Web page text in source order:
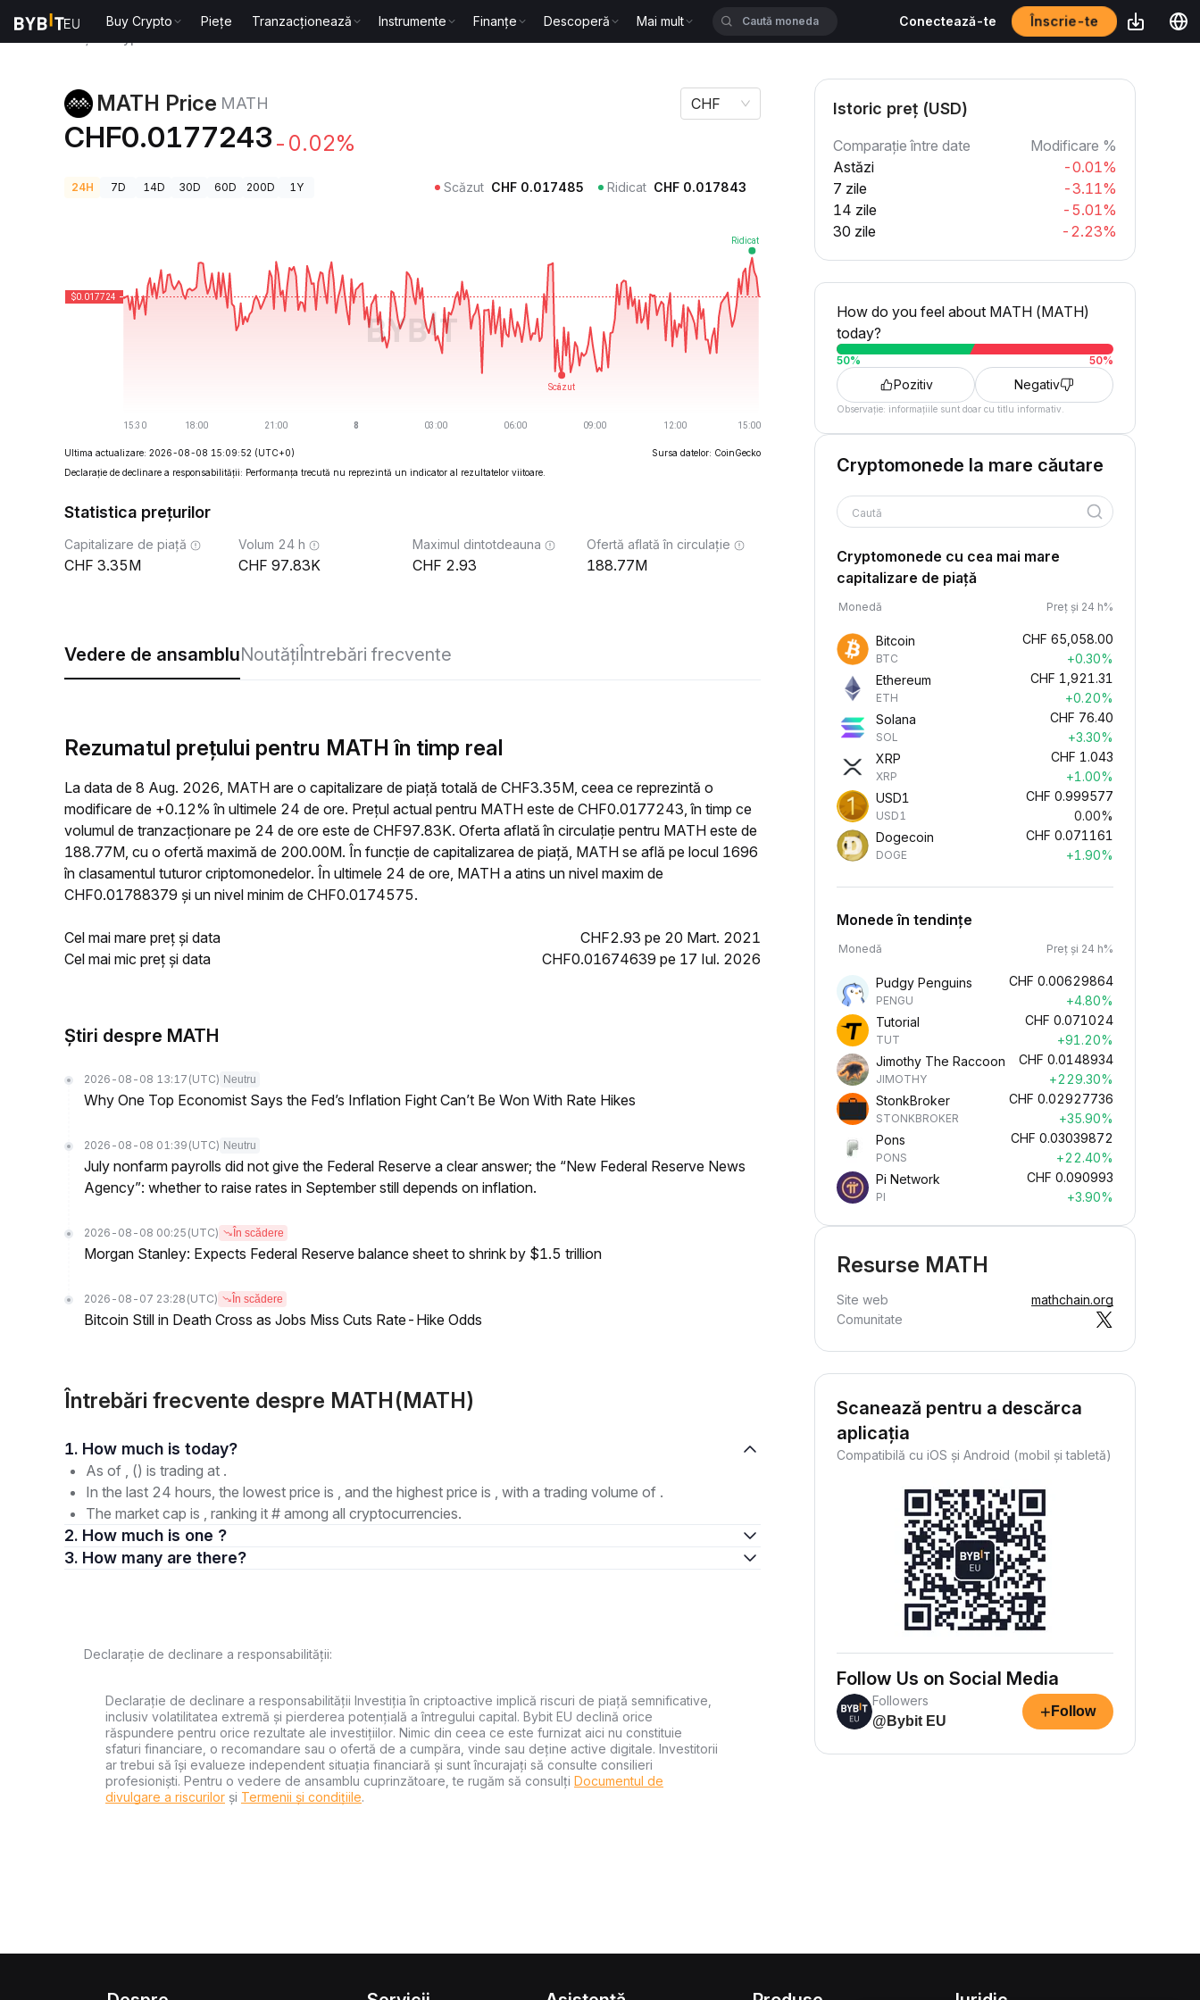
Buy Crypto Piețe Tranzacționează Instrumente Finanțe Descoperă Mai mult Conectează-te Înscrie-te
MATH Price MATH
CHF0.0177243 -0.02%
CHF
24H 7D 14D 30D 60D 200D 1Y Scăzut CHF 0.017485 Ridicat CHF 0.017843
Ultima actualizare: 2026-08-08 15:09:52 (UTC+0)
Sursa datelor: CoinGecko
Declarație de declinare a responsabilității: Performanța trecută nu reprezintă un indicator al rezultatelor viitoare.
Statistica prețurilor
Capitalizare de piață
3.35M
Volum 24 h
97.83K
Maximul dintotdeauna
2.93
Ofertă aflată în circulație
188.77M
Vedere de ansambluNoutățiÎntrebări frecvente
Rezumatul prețului pentru MATH în timp real
La data de 8 Aug. 2026, MATH are o capitalizare de piață totală de CHF3.35M, ceea ce reprezintă o
modificare de +0.12% în ultimele 24 de ore. Prețul actual pentru MATH este de CHF0.0177243, în timp ce
volumul de tranzacționare pe 24 de ore este de CHF97.83K. Oferta aflată în circulație pentru MATH este de
188.77M, cu o ofertă maximă de 200.00M. În funcție de capitalizarea de piață, MATH se află pe locul 1696
în clasamentul tuturor criptomonedelor. În ultimele 24 de ore, MATH a atins un nivel maxim de
CHF0.01788379 și un nivel minim de CHF0.0174575.
Cel mai mare preț și data
CHF2.93 pe 20 Mart. 2021
Cel mai mic preț și data
CHF0.01674639 pe 17 Iul. 2026
Știri despre MATH
2026-08-08 13:17 (UTC) Neutru
Why One Top Economist Says the Fed’s Inflation Fight Can’t Be Won With Rate Hikes
2026-08-08 01:39 (UTC) Neutru
July nonfarm payrolls did not give the Federal Reserve a clear answer; the “New Federal Reserve News
Agency”: whether to raise rates in September still depends on inflation.
2026-08-08 00:25 (UTC) În scădere
Morgan Stanley: Expects Federal Reserve balance sheet to shrink by $1.5 trillion
2026-08-07 23:28 (UTC) În scădere
Bitcoin Still in Death Cross as Jobs Miss Cuts Rate-Hike Odds
Întrebări frecvente despre MATH(MATH)
1. How much is today?
As of , () is trading at .
In the last 24 hours, the lowest price is , and the highest price is , with a trading volume of .
The market cap is , ranking it # among all cryptocurrencies.
2. How much is one ?
3. How many are there?
Declarație de declinare a responsabilității:
Declarație de declinare a responsabilității Investiția în criptoactive implică riscuri de piață semnificative,
inclusiv volatilitatea extremă și pierderea potențială a întregului capital. Bybit EU declină orice
răspundere pentru orice rezultate ale investițiilor. Nimic din ceea ce este furnizat aici nu constituie
sfaturi financiare, o recomandare sau o ofertă de a cumpăra, vinde sau deține active digitale. Investitorii
ar trebui să își evalueze independent situația financiară și sunt încurajați să consulte consilieri
profesioniști. Pentru o vedere de ansamblu cuprinzătoare, te rugăm să consulți Documentul de
divulgare a riscurilor și Termenii și condițiile.
Istoric preț (USD)
Comparație între date
Modificare %
Astăzi
-0.01%
7 zile
-3.11%
14 zile
-5.01%
30 zile
-2.23%
How do you feel about MATH (MATH)
today?
50% 50%
Pozitiv Negativ
Observație: informațiile sunt doar cu titlu informativ.
Cryptomonede la mare căutare
Caută
Cryptomonede cu cea mai mare
capitalizare de piață
Monedă Preț și 24 h%
Bitcoin
BTC
CHF 65,058.00
+0.30%
Ethereum
ETH
CHF 1,921.31
+0.20%
Solana
SOL
CHF 76.40
+3.30%
XRP
XRP
CHF 1.043
+1.00%
USD1
USD1
CHF 0.999577
0.00%
Dogecoin
DOGE
CHF 0.071161
+1.90%
Monede în tendințe
Monedă Preț și 24 h%
Pudgy Penguins
PENGU
CHF 0.00629864
+4.80%
Tutorial
TUT
CHF 0.071024
+91.20%
Jimothy The Raccoon
JIMOTHY
CHF 0.0148934
+229.30%
StonkBroker
STONKBROKER
CHF 0.02927736
+35.90%
Pons
PONS
CHF 0.03039872
+22.40%
Pi Network
PI
CHF 0.090993
+3.90%
Resurse MATH
Site web
mathchain.org
Comunitate
Scanează pentru a descărca
aplicația
Compatibilă cu iOS și Android (mobil și tabletă)
Follow Us on Social Media
Followers
@Bybit EU
+ Follow